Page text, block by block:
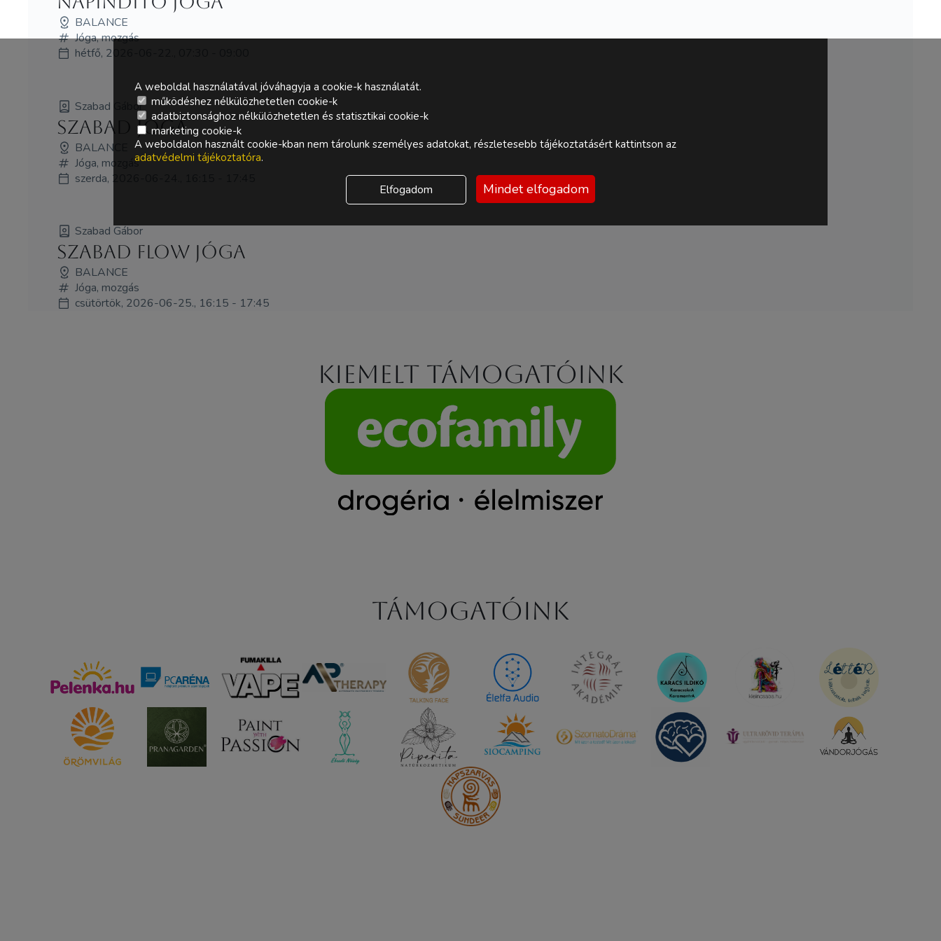
BALANCE
Jóga, mozgás
hétfő, 2026-06-22., 07:30 - 09:00
Szabad Gábor
Szabad Jóga
BALANCE
Jóga, mozgás
szerda, 2026-06-24., 16:15 - 17:45
Szabad Gábor
Szabad Flow Jóga
BALANCE
Jóga, mozgás
csütörtök, 2026-06-25., 16:15 - 17:45
Kiemelt támogatóink
Támogatóink
A weboldal használatával jóváhagyja a cookie-k használatát.
működéshez nélkülözhetetlen cookie-k
adatbiztonsághoz nélkülözhetetlen és statisztikai cookie-k
marketing cookie-k
A weboldalon használt cookie-kban nem tárolunk személyes adatokat, részletesebb tájékoztatásért kattintson az
adatvédelmi tájékoztatóra.
Elfogadom Mindet elfogadom